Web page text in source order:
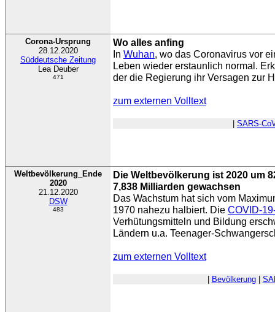
Corona-Ursprung
28.12.2020
Süddeutsche Zeitung
Lea Deuber
471
Wo alles anfing
In Wuhan, wo das Coronavirus vor
Leben wieder erstaunlich normal.
der die Regierung ihr Versagen zur
zum externen Volltext
SARS-
Weltbevölkerung_Ende
2020
21.12.2020
DSW
483
Die Weltbevölkerung ist 2020 um
7,838 Milliarden gewachsen
Das Wachstum hat sich vom
1970 nahezu halbiert. Die COVID-
Verhütungsmitteln und Bildung
Ländern u.a. Teenager-
zum externen Volltext
Bevölkerung|